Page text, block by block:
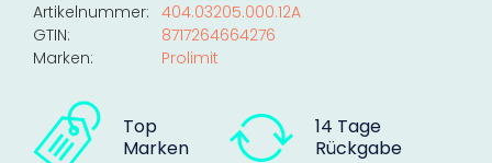
Artikelnummer: 404.03205.000.12A
GTIN:
8717264664276
Marken:
Prolimit
Top
Marken
14 Tage
Rückgabe